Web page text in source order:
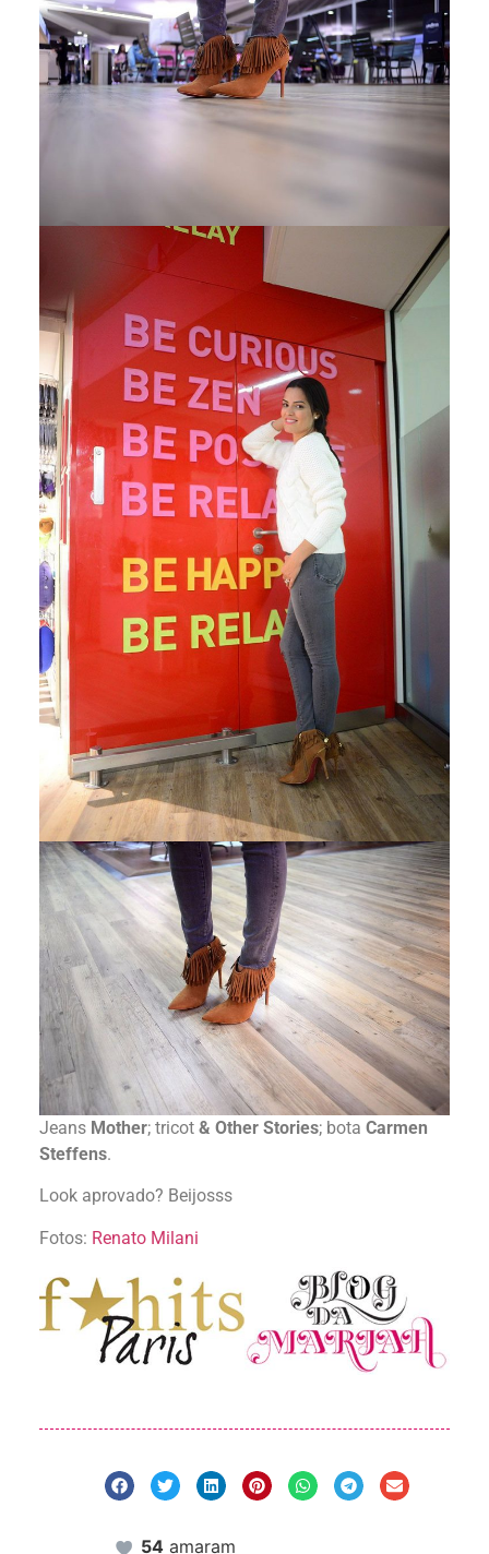
Jeans Mother; tricot & Other Stories; bota Carmen
Steffens.
Look aprovado? Beijosss
Fotos: Renato Milani
54 amaram